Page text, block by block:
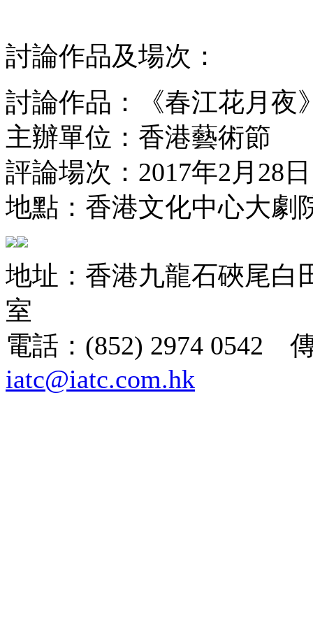
討論作品及場次：
討論作品：《春江花月夜
主辦單位：香港藝術節
評論場次：2017年2月28日
地點：香港文化中心大劇
地址：香港九龍石硤尾白
室
電話：(852) 2974 0542
iatc@iatc.com.hk